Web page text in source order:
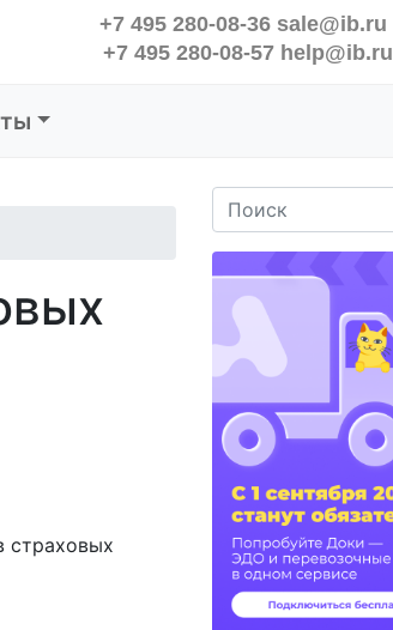
+7 495 280-08-36 sale@ib.ru
+7 495 280-08-57 help@ib.ru
страховых